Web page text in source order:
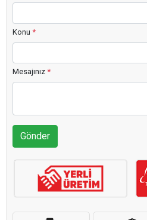
Konu *
Mesajınız *
Gönder